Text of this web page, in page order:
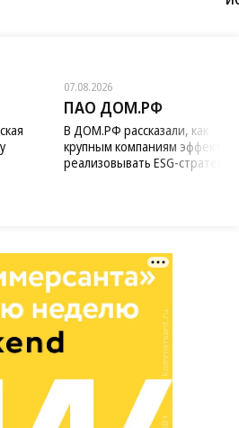
07.08.2026
ПАО ДОМ.РФ
В ДОМ.РФ рассказали, как
крупным компаниям
реализовывать ESG-стратегию